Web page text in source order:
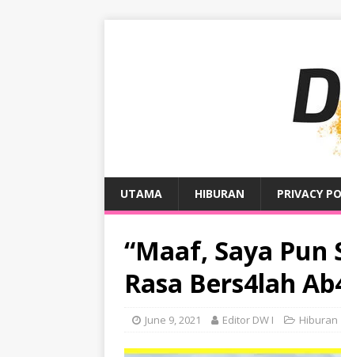
UTAMA HIBURAN PRIVACY
“Maaf, Saya Pun
Rasa Bers4lah
June 9, 2021 Editor DW I Hiburan